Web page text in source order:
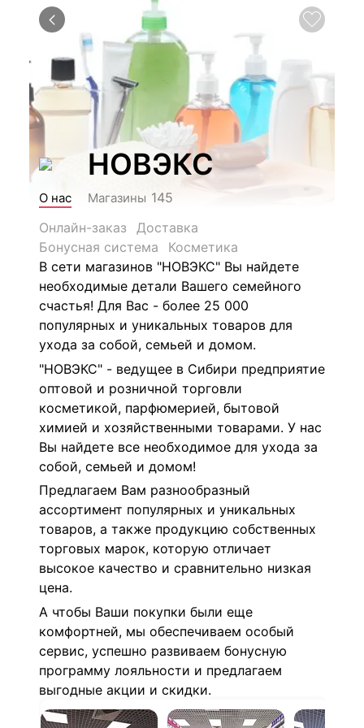
НОВЭКС
О нас Магазины 145
Онлайн-заказ
Доставка
Бонусная система
Косметика
В сети магазинов "НОВЭКС" Вы найдете
необходимые детали Вашего семейного
счастья! Для Вас - более 25 000
популярных и уникальных товаров для
ухода за собой, семьей и домом.
"НОВЭКС" - ведущее в Сибири предприятие
оптовой и розничной торговли
косметикой, парфюмерией, бытовой
химией и хозяйственными товарами. У нас
Вы найдете все необходимое для ухода за
собой, семьей и домом!
Предлагаем Вам разнообразный
ассортимент популярных и уникальных
товаров, а также продукцию собственных
торговых марок, которую отличает
высокое качество и сравнительно низкая
цена.
А чтобы Ваши покупки были еще
комфортней, мы обеспечиваем особый
сервис, успешно развиваем бонусную
программу лояльности и предлагаем
выгодные акции и скидки.